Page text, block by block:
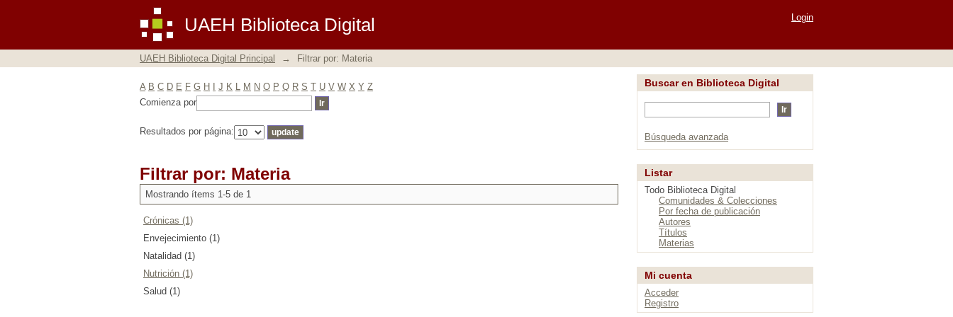
UAEH Biblioteca Digital
Filtrar por: Materia Login
UAEH Biblioteca Digital Principal → Filtrar por: Materia
A B C D E F G H J K L M N O P Q R S T U V W X Y Z
Comienza por
Resultados por página:
Filtrar por: Materia
Mostrando ítems 1-5 de 1
Crónicas (1)
Envejecimiento (1)
Natalidad (1)
Nutrición (1)
Salud (1)
Buscar en Biblioteca Digital
Búsqueda avanzada
Listar
Todo Biblioteca Digital
Comunidades & Colecciones
Por fecha de publicación
Autores
Títulos
Materias
Mi cuenta
Acceder
Registro